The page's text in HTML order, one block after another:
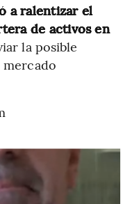
a ralentizar el
de activos en
la posible